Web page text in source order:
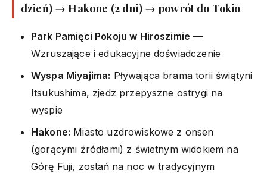
dzień) → Hakone (2 dni) → powrót do Tokio
Park Pamięci Pokoju w Hiroszimie —
Wzruszające i edukacyjne doświadczenie
Wyspa Miyajima: Pływająca brama torii świątyni
Itsukushima, zjedz przepyszne ostrygi na
wyspie
Hakone: Miasto uzdrowiskowe z onsen
(gorącymi źródłami) z świetnym widokiem na
Górę Fuji, zostań na noc w tradycyjnym